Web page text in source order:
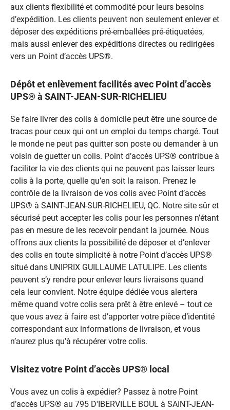
aux clients flexibilité et commodité pour leurs besoins
d’expédition. Les clients peuvent non seulement enlever et
déposer des expéditions pré-emballées pré-étiquetées,
mais aussi enlever des expéditions directes ou redirigées
vers un Point d’accès UPS®.
Dépôt et enlèvement facilités avec Point d’accès
UPS® à SAINT-JEAN-SUR-RICHELIEU
Se faire livrer des colis à domicile peut être une source de
tracas pour ceux qui ont un emploi du temps chargé. Tout
le monde ne peut pas quitter son poste ou demander à un
voisin de guetter un colis. Point d’accès UPS® contribue à
faciliter la vie des clients qui ne peuvent pas laisser leurs
colis à la porte, quelle qu’en soit la raison. Prenez le
contrôle de la livraison de vos colis avec Point d’accès
UPS® à SAINT-JEAN-SUR-RICHELIEU, QC. Notre site sûr et
sécurisé peut accepter les colis pour les personnes n’étant
pas en mesure de les recevoir pendant la journée. Nous
offrons aux clients la possibilité de déposer et d’enlever
des colis en toute simplicité à notre Point d’accès UPS®
situé dans UNIPRIX GUILLAUME LATULIPE. Les clients
peuvent s’y rendre pour enlever leurs livraisons quand
cela leur convient. Notre équipe dédiée vous alertera
même quand votre colis sera prêt à être enlevé – tout ce
que vous avez à faire est d’apporter votre pièce d’identité
correspondant aux informations de livraison, et vous
n’aurez plus qu’à récupérer votre colis.
Visitez votre Point d’accès UPS® local
Vous avez un colis à expédier? Passez à notre Point
d’accès UPS® au 795 D'IBERVILLE BOUL à SAINT-JEAN-